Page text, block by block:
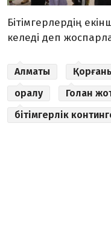
Бітімгерлердің
келеді деп
Алматы
оралу
Голан
бітімгерлік